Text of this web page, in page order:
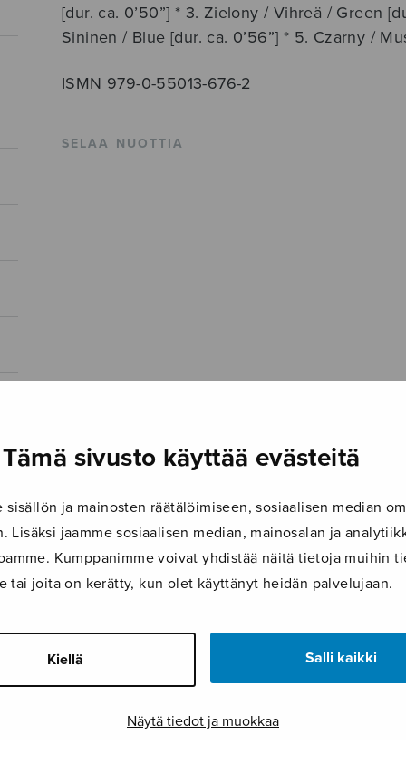
Tämä sivusto käyttää evästeitä
sisällön ja mainosten räätälöimiseen, sosiaalisen median
Lisäksi jaamme sosiaalisen median, mainosalan ja
Kumppanimme voivat yhdistää näitä tietoja muihin
tai joita on kerätty, kun olet käyttänyt heidän palvelujaan.
Kiellä Salli kaikki
Näytä tiedot ja muokkaa
[dur. ca. 0’50”] * 3. Zielony / Vihreä / Green
Sininen / Blue [dur. ca. 0’56”] * 5. Czarny /
ISMN 979-0-55013-676-2
SELAA NUOTTIA